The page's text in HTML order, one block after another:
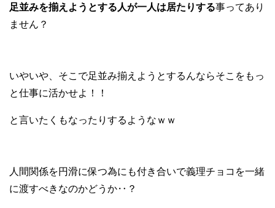
足並みを揃えようとする人が一人は居たりする事ってあり
ません？
いやいや、そこで足並み揃えようとするんならそこをもっ
と仕事に活かせよ！！
と言いたくもなったりするようなｗｗ
人間関係を円滑に保つ為にも付き合いで義理チョコを一緒
に渡すべきなのかどうか‥？